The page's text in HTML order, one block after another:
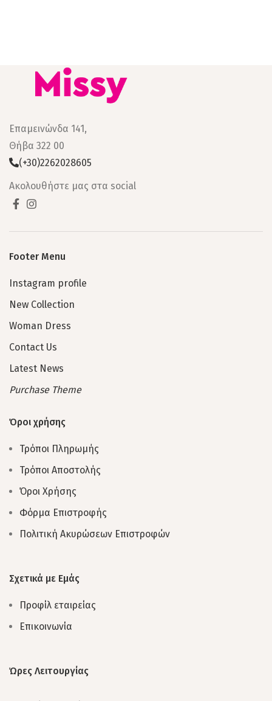
Επαμεινώνδα 141,
Θήβα 322 00
(+30)2262028605
Ακολουθήστε μας στα social
Footer Menu
Instagram profile
New Collection
Woman Dress
Contact Us
Latest News
Purchase Theme
Όροι χρήσης
Τρόποι Πληρωμής
Τρόποι Αποστολής
Όροι Χρήσης
Φόρμα Επιστροφής
Πολιτική Ακυρώσεων Επιστροφών
Σχετικά με Εμάς
Προφίλ εταιρείας
Επικοινωνία
Ώρες Λειτουργίας